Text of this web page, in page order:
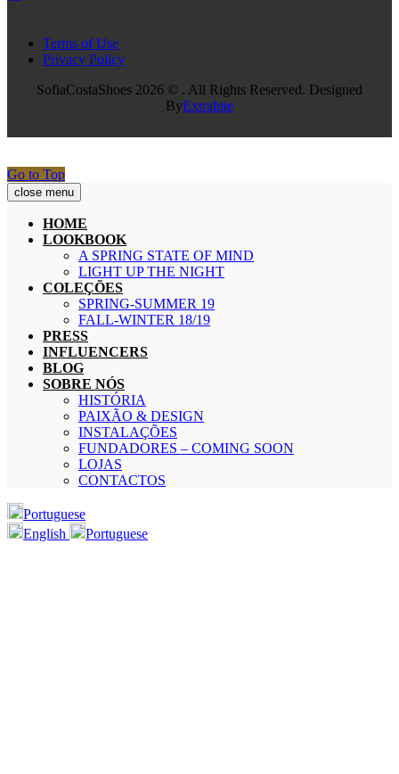
Terms of Use
Privacy Policy
SofiaCostaShoes 2026 © . All Rights Reserved. Designed
ByExtrabite
Go to Top
close menu
HOME
LOOKBOOK
A SPRING STATE OF MIND
LIGHT UP THE NIGHT
COLEÇÕES
SPRING-SUMMER 19
FALL-WINTER 18/19
PRESS
INFLUENCERS
BLOG
SOBRE NÓS
HISTÓRIA
PAIXÃO & DESIGN
INSTALAÇÕES
FUNDADORES – COMING SOON
LOJAS
CONTACTOS
Portuguese
English
Portuguese